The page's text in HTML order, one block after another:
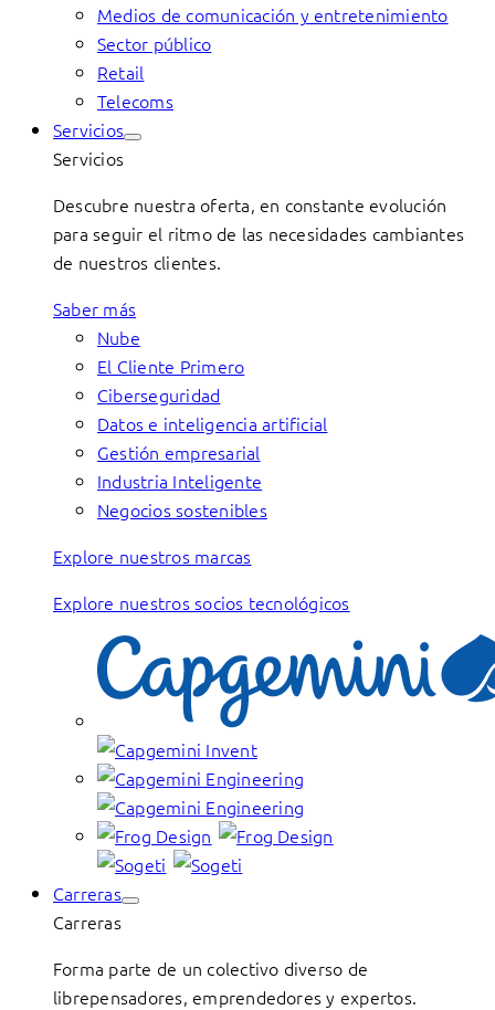
Medios de comunicación y entretenimiento
Sector público
Retail
Telecoms
Servicios
Servicios
Descubre nuestra oferta, en constante evolución
para seguir el ritmo de las necesidades cambiantes
de nuestros clientes.
Saber más
Nube
El Cliente Primero
Ciberseguridad
Datos e inteligencia artificial
Gestión empresarial
Industria Inteligente
Negocios sostenibles
Explore nuestros marcas
Explore nuestros socios tecnológicos
Carreras
Carreras
Forma parte de un colectivo diverso de
librepensadores, emprendedores y expertos.